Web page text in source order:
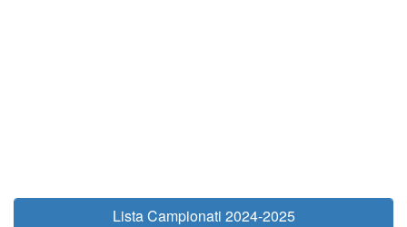
Lista Campionati 2024-2025